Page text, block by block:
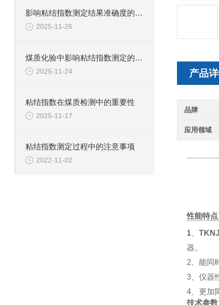
产品
品牌
应用领域
性能特点
1、
器。
2、能同
3、仪器
4、更加
技术参数
影响粘结指数测定结果准确度的因素有哪些？
2025-11-26
煤质化验中影响粘结指数测定的因素有哪些？
2025-11-24
粘结指数在煤质检测中的重要性
2025-11-17
粘结指数测定过程中的注意事项
2022-11-02